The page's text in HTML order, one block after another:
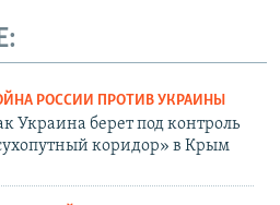
РОССИИ ПРОТИВ УКРАИНЫ
Украина берет под контроль
коридор» в Крым